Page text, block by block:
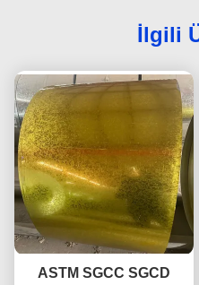
İlgili
ASTM SGCC SGCD